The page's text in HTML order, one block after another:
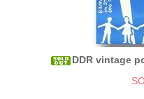
DDR vintage